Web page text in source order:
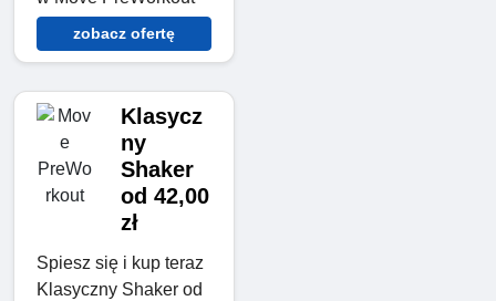
zobacz ofertę
Klasycz
ny
Shaker
od 42,00
zł
Spiesz się i kup teraz
Klasyczny Shaker od